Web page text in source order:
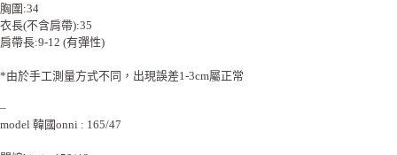
胸圍:34
衣長(不含肩帶):35
肩帶長:9-12 (有彈性)
*由於手工測量方式不同，出現誤差1-3cm屬正常
–
model 韓國onni : 165/47